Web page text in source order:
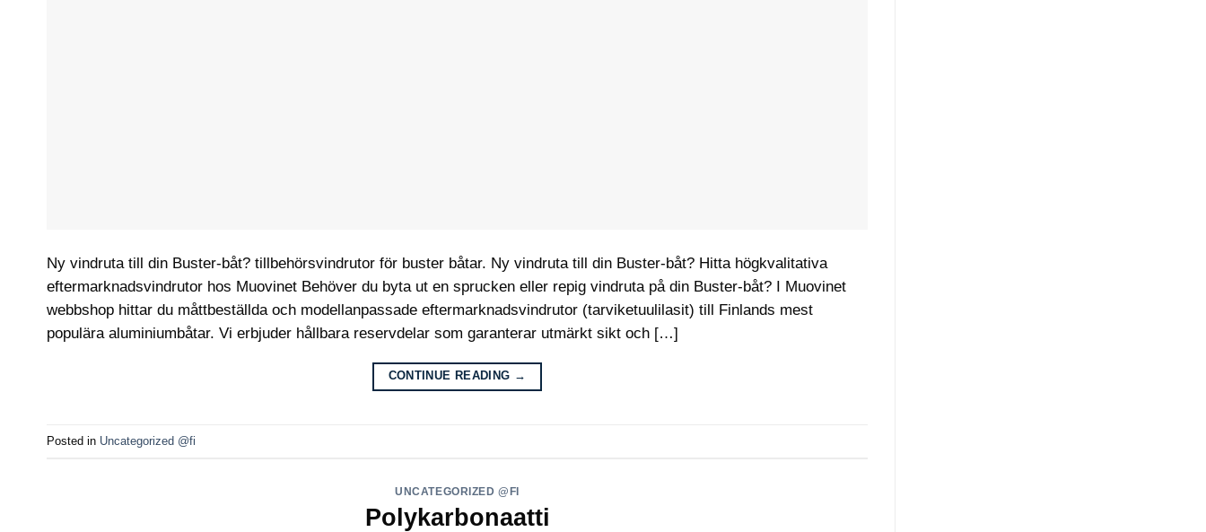
Ny vindruta till din Buster-båt? tillbehörsvindrutor för buster båtar. Ny vindruta till din Buster-båt? Hitta högkvalitativa
eftermarknadsvindrutor hos Muovinet Behöver du byta ut en sprucken eller repig vindruta på din Buster-båt? I Muovinet
webbshop hittar du måttbeställda och modellanpassade eftermarknadsvindrutor (tarviketuulilasit) till Finlands mest
populära aluminiumbåtar. Vi erbjuder hållbara reservdelar som garanterar utmärkt sikt och […]
CONTINUE READING →
Posted in Uncategorized @fi
UNCATEGORIZED @FI
Polykarbonaatti